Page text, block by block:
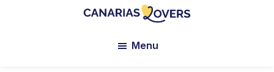
Lovers:
Menu